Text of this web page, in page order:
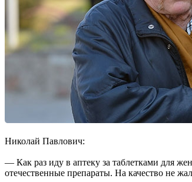
Николай Павлович:
— Как раз иду в аптеку за таблет­ками для
отечественные препараты. На ка­чество не